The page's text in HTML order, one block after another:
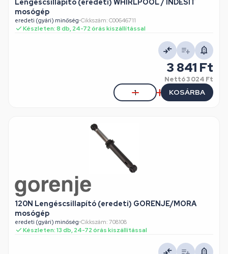
Lengéscsillapító (eredeti) WHIRLPOOL / INDESIT
mosógép
eredeti (gyári) minőség•Cikkszám: C00646711
Készleten: 8 db, 24-72 órás kiszállítással
3 841 Ft
Nettó3 024 Ft
KOSÁRBA
120N Lengéscsillapító (eredeti) GORENJE/MORA
mosógép
eredeti (gyári) minőség•Cikkszám: 708108
Készleten: 13 db, 24-72 órás kiszállítással